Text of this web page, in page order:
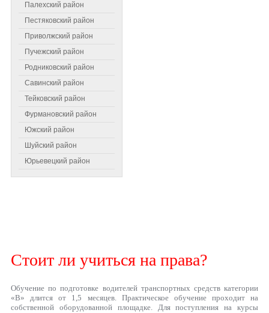
Палехский район
Пестяковский район
Приволжский район
Пучежский район
Родниковский район
Савинский район
Тейковский район
Фурмановский район
Южский район
Шуйский район
Юрьевецкий район
Самое читаемое
Стоит ли учиться на права?
Обучение по подготовке водителей транспортных средств категории
«B» длится от 1,5 месяцев. Практическое обучение проходит на
собственной оборудованной площадке. Для поступления на курсы